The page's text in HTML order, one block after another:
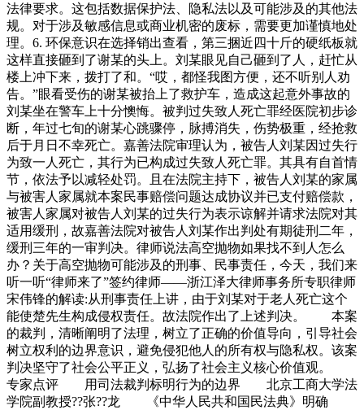
法律要求。这包括数据保护法、隐私法以及可能涉及的其他法
规。对于涉及敏感信息或商业机密的废标，需要更加谨慎地处
理。6. 环保意识在选择销出查看，第三捆近四十斤的硬纸板就
这样直接砸到了谢某的头上。刘某眼见自己砸到了人，赶忙从
楼上冲下来，拨打了和。“哎，都怪我图方便，还不听别人劝
告。”眼看受伤的谢某被抬上了救护车，造成这起意外事故的
刘某坐在警车上十分懊悔。被判过失致人死亡罪经医院初步诊
断，年过七旬的谢某心跳骤停，脉搏消失，伤势极重，经抢救
后于月日不幸死亡。嘉善法院审理认为，被告人刘某因过失行
为致一人死亡，其行为已构成过失致人死亡罪。其具有自首情
节，依法予以减轻处罚。且在法院主持下，被告人刘某的家属
与被害人家属就本案民事赔偿问题达成协议并已支付赔偿款，
被害人家属对被告人刘某的过失行为表示谅解并请求法院对其
适用缓刑，故嘉善法院对被告人刘某作出判处有期徒刑二年，
缓刑三年的一审判决。律师说法高空抛物如果找不到人怎么
办？关于高空抛物可能涉及的刑事、民事责任，今天，我们来
听一听“律师来了”签约律师——浙江泽大律师事务所专职律师
宋伟锋的解读:从刑事责任上讲，由于刘某对于老人死亡这个
能使楚先生构成侵权责任。故法院作出了上述判决。 本案
的裁判，清晰阐明了法理，树立了正确的价值导向，引导社会
树立权利的边界意识，避免侵犯他人的所有权与隐私权。该案
判决坚守了社会公平正义，弘扬了社会主义核心价值观。
专家点评 用司法裁判标明行为的边界 北京工商大学法
学院副教授??张??龙 《中华人民共和国民法典》明确